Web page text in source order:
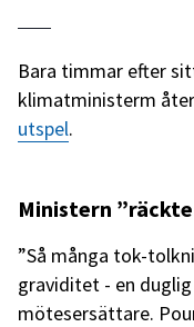
Bara timmar efter
klimatministerm
utspel.
Ministern
”Så många tok-
graviditet - en
mötesersättare.